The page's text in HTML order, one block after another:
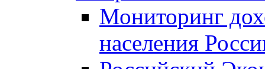
Мониторинг
населения